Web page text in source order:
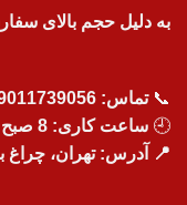
به دلیل حجم بالای
📞تماس:
🕘 ساعت کاری: 8 صبح تا 9 شب
📍 آدرس: تهران، چراغ